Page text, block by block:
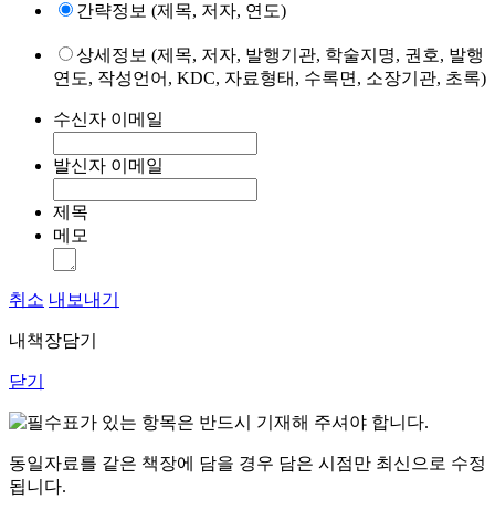
간략정보 (제목, 저자, 연도)
상세정보 (제목, 저자, 발행기관, 학술지명, 권호, 발행
연도, 작성언어, KDC, 자료형태, 수록면, 소장기관, 초록)
수신자 이메일
발신자 이메일
제목
메모
취소 내보내기
내책장담기
닫기
표가 있는 항목은 반드시 기재해 주셔야 합니다.
동일자료를 같은 책장에 담을 경우 담은 시점만 최신으로 수정
됩니다.